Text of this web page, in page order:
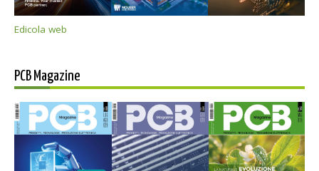
Edicola web
PCB Magazine